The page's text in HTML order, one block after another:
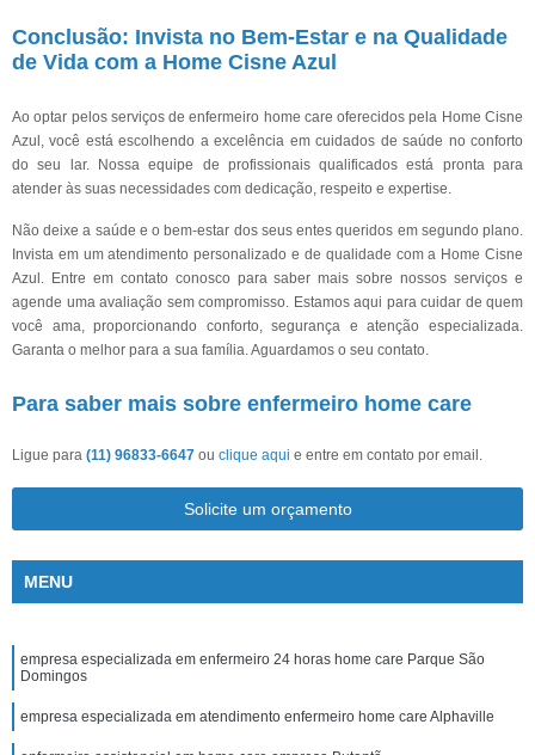
Conclusão: Invista no Bem-Estar e na Qualidade
de Vida com a Home Cisne Azul
Ao optar pelos serviços de enfermeiro home care oferecidos pela Home Cisne
Azul, você está escolhendo a excelência em cuidados de saúde no conforto
do seu lar. Nossa equipe de profissionais qualificados está pronta para
atender às suas necessidades com dedicação, respeito e expertise.
Não deixe a saúde e o bem-estar dos seus entes queridos em segundo plano.
Invista em um atendimento personalizado e de qualidade com a Home Cisne
Azul. Entre em contato conosco para saber mais sobre nossos serviços e
agende uma avaliação sem compromisso. Estamos aqui para cuidar de quem
você ama, proporcionando conforto, segurança e atenção especializada.
Garanta o melhor para a sua família. Aguardamos o seu contato.
Para saber mais sobre enfermeiro home care
Ligue para (11) 96833-6647 ou clique aqui e entre em contato por email.
Solicite um orçamento
MENU
empresa especializada em enfermeiro 24 horas home care Parque São
Domingos
empresa especializada em atendimento enfermeiro home care Alphaville